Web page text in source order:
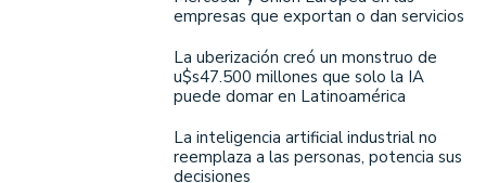
empresas que exportan o dan servicios
La uberización creó un monstruo de
u$s47.500 millones que solo la IA
puede domar en Latinoamérica
La inteligencia artificial industrial no
reemplaza a las personas, potencia sus
decisiones